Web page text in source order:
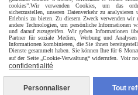
cookies”. Wir verwenden Cookies, um das
sicherzustellen, unseren Datenverkehr zu
Erlebnis zu bieten. Zu diesem Zweck verwenden wir
andere Technologien, um persönliche Informationen
und darauf zuzugreifen. Wir geben Informationen
Partner für soziale Medien, Werbung und
Informationen kombinieren, die Sie ihnen
Dienste gesammelt haben. Sie können Ihre für 6
auf der Seite „Cookie-Verwaltung“ widerrufen. Voir
confidentialité
Personnaliser Tout